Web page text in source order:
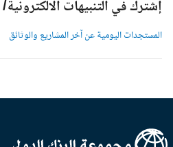
إشترك في التنبيهات الالكترونية/
المستجدات اليومية عن آخر المشاريع والوثائق